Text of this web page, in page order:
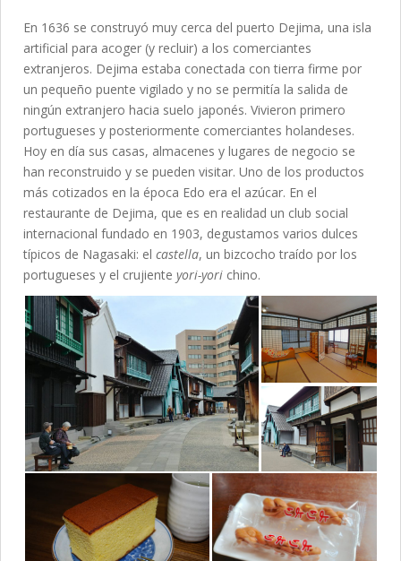
En 1636 se construyó muy cerca del puerto Dejima, una isla
artificial para acoger (y recluir) a los comerciantes
extranjeros. Dejima estaba conectada con tierra firme por
un pequeño puente vigilado y no se permitía la salida de
ningún extranjero hacia suelo japonés. Vivieron primero
portugueses y posteriormente comerciantes holandeses.
Hoy en día sus casas, almacenes y lugares de negocio se
han reconstruido y se pueden visitar. Uno de los productos
más cotizados en la época Edo era el azúcar. En el
restaurante de Dejima, que es en realidad un club social
internacional fundado en 1903, degustamos varios dulces
típicos de Nagasaki: el castella, un bizcocho traído por los
portugueses y el crujiente yori-yori chino.